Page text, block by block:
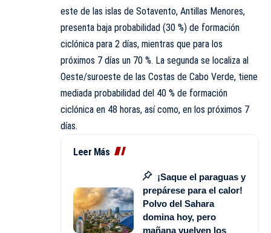
este de las islas de Sotavento, Antillas Menores,
presenta baja probabilidad (30 %) de formación
ciclónica para 2 días, mientras que para los
próximos 7 días un 70 %. La segunda se localiza al
Oeste/suroeste de las Costas de Cabo Verde, tiene
mediada probabilidad del 40 % de formación
ciclónica en 48 horas, así como, en los próximos 7
días.
Leer Más
¡Saque el paraguas y
prepárese para el calor!
Polvo del Sahara
domina hoy, pero
mañana vuelven los